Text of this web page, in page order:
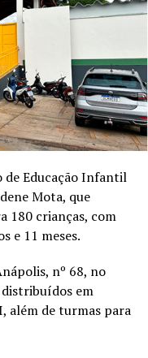
de Educação Infantil
Mota, que
180 crianças, com
e 11 meses.
nº 68, no
em
além de turmas para